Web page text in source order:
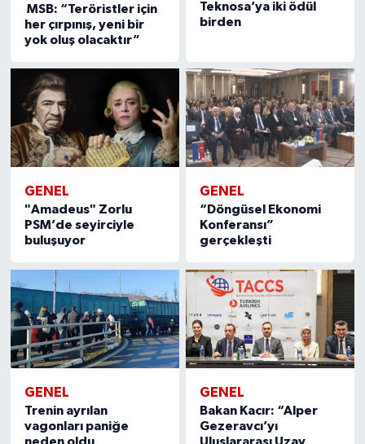
MSB: “Teröristler için
her çırpınış, yeni bir
yok oluş olacaktır”
Teknosa’ya iki ödül
birden
GENEL
"Amadeus" Zorlu
PSM’de seyirciyle
buluşuyor
GENEL
“Döngüsel Ekonomi
Konferansı”
gerçekleşti
GENEL
Trenin ayrılan
vagonları paniğe
GENEL
Bakan Kacır: “Alper
Gezeravcı’yı